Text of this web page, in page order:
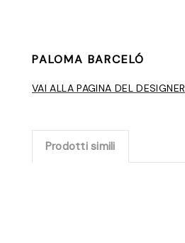
PALOMA BARCELÓ
VAI ALLA PAGINA DEL DESIGNER
Prodotti simili